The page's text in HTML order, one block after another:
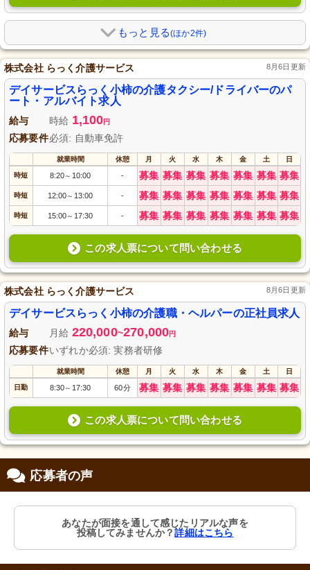
もっと見る(ほか2件)
株式会社 らっく介護サービス 8月6日更新
デイサービスらっく小柿の介護タクシー/ドライバーのパ
ート・アルバイト求人
給与 時給 1,100円
応募要件必須: 自動車免許
就業時間 休憩 月 火 水 木 金 土 日
時短 8:20～ 10:00 - 募集 募集 募集 募集 募集 募集 募集
時短 12:00～ 13:00 - 募集 募集 募集 募集 募集 募集 募集
時短 15:00～ 17:30 - 募集 募集 募集 募集 募集 募集 募集
この求人票について問い合わせる
株式会社 らっく介護サービス 8月6日更新
デイサービスらっく小柿の介護職・ヘルパーの正社員求人
給与 月給 220,000~270,000円
応募要件いずれか必須: 実務者研修
就業時間 休憩 月 火 水 木 金 土 日
日勤 8:30～ 17:30 60分 募集 募集 募集 募集 募集 募集 募集
この求人票について問い合わせる
応募者の声
あなたが面接を通して感じたリアルな声を
投稿してみませんか？詳細はこちら